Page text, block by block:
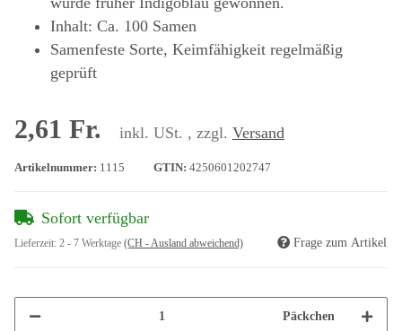
Inhalt: Ca. 100 Samen
Samenfeste Sorte, Keimfähigkeit regelmäßig
geprüft
2,61 Fr. inkl. USt. , zzgl. Versand
Artikelnummer: 1115 GTIN: 4250601202747
Sofort verfügbar
Lieferzeit: 2 - 7 Werktage (CH - Ausland abweichend) Frage zum Artikel
Päckchen